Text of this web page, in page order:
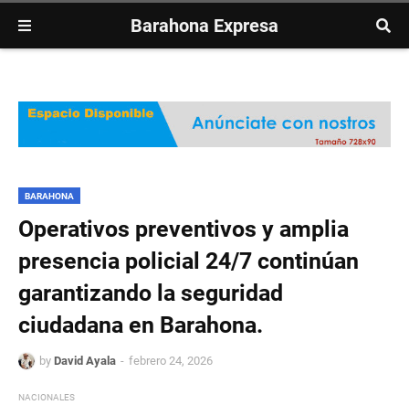
Barahona Expresa
BARAHONA
Operativos preventivos y amplia
presencia policial 24/7 continúan
garantizando la seguridad
ciudadana en Barahona.
by David Ayala febrero 24, 2026
NACIONALES